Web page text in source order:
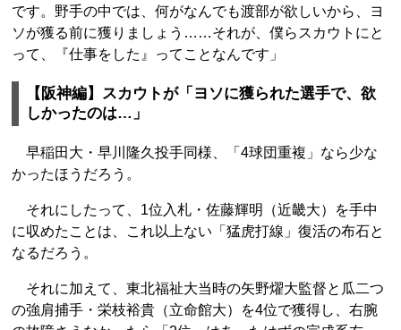
です。野手の中では、何がなんでも渡部が欲しいから、ヨ
ソが獲る前に獲りましょう……それが、僕らスカウトにと
って、『仕事をした』ってことなんです」
【阪神編】スカウトが「ヨソに獲られた選手で、欲
しかったのは…」
早稲田大・早川隆久投手同様、「4球団重複」なら少な
かったほうだろう。
それにしたって、1位入札・佐藤輝明（近畿大）を手中
に収めたことは、これ以上ない「猛虎打線」復活の布石と
なるだろう。
それに加えて、東北福祉大当時の矢野燿大監督と瓜二つ
の強肩捕手・栄枝裕貴（立命館大）を4位で獲得し、右腕